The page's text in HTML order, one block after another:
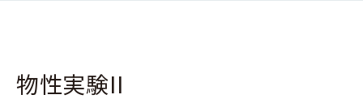
物性実験II